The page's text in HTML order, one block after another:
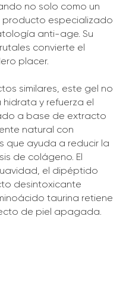
no solo como un
producto especializado
anti-age. Su
convierte el
placer.
similares, este gel no
y refuerza el
a base de extracto
natural con
que ayuda a reducir la
de colágeno. El
el dipéptido
desintoxicante
taurina retiene
de piel apagada.